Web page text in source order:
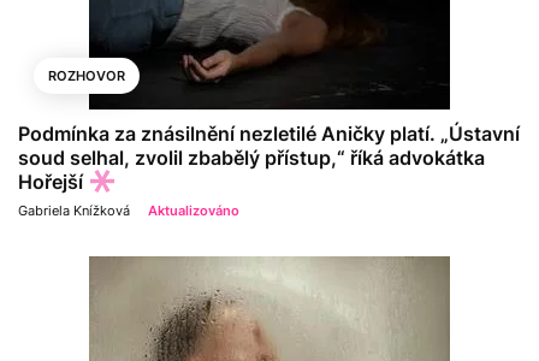
ROZHOVOR
Podmínka za znásilnění nezletilé Aničky platí. „Ústavní
soud selhal, zvolil zbabělý přístup,“ říká advokátka
Hořejší
Gabriela Knížková Aktualizováno